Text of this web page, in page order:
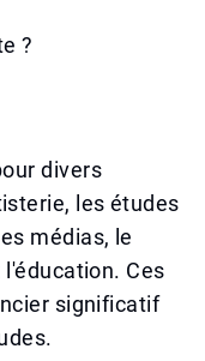
?
divers
les études
médias, le
Ces
significatif